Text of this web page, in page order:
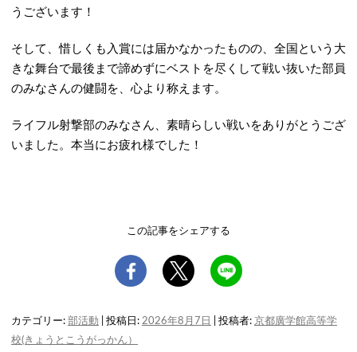
うございます！
そして、惜しくも入賞には届かなかったものの、全国という大
きな舞台で最後まで諦めずにベストを尽くして戦い抜いた部員
のみなさんの健闘を、心より称えます。
ライフル射撃部のみなさん、素晴らしい戦いをありがとうござ
いました。本当にお疲れ様でした！
この記事をシェアする
カテゴリー: 部活動 | 投稿日: 2026年8月7日 投稿者: 京都廣学館高等学
校(きょうとこうがっかん）